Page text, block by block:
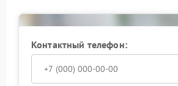
Контактный телефон: